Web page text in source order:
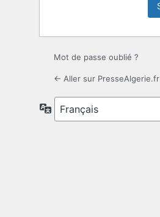
Mot de passe oublié ?
← Aller sur PresseAlgerie.fr
Langue